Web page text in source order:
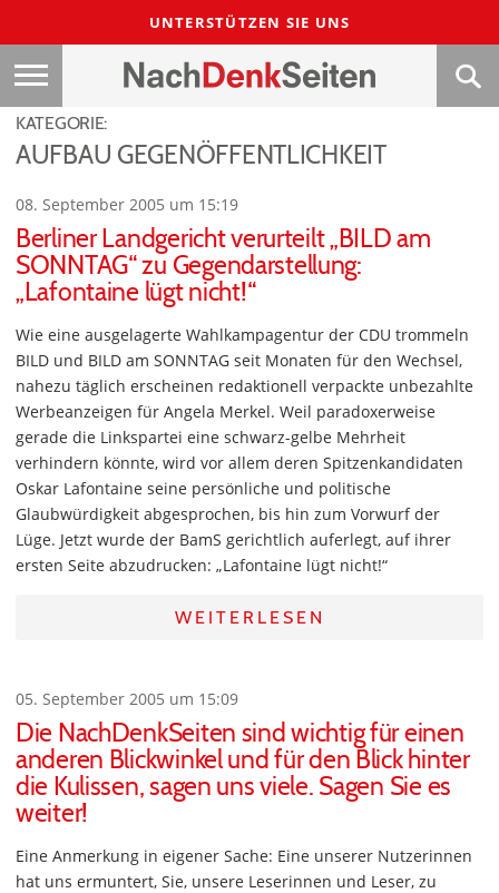
UNTERSTÜTZEN SIE UNS
KATEGORIE:
AUFBAU GEGENÖFFENTLICHKEIT
08. September 2005 um 15:19
Berliner Landgericht verurteilt „BILD am
SONNTAG“ zu Gegendarstellung:
„Lafontaine lügt nicht!“
Wie eine ausgelagerte Wahlkampagentur der CDU trommeln
BILD und BILD am SONNTAG seit Monaten für den Wechsel,
nahezu täglich erscheinen redaktionell verpackte unbezahlte
Werbeanzeigen für Angela Merkel. Weil paradoxerweise
gerade die Linkspartei eine schwarz-gelbe Mehrheit
verhindern könnte, wird vor allem deren Spitzenkandidaten
Oskar Lafontaine seine persönliche und politische
Glaubwürdigkeit abgesprochen, bis hin zum Vorwurf der
Lüge. Jetzt wurde der BamS gerichtlich auferlegt, auf ihrer
ersten Seite abzudrucken: „Lafontaine lügt nicht!“
WEITERLESEN
05. September 2005 um 15:09
Die NachDenkSeiten sind wichtig für einen
anderen Blickwinkel und für den Blick hinter
die Kulissen, sagen uns viele. Sagen Sie es
weiter!
Eine Anmerkung in eigener Sache: Eine unserer Nutzerinnen
hat uns ermuntert, Sie, unsere Leserinnen und Leser, zu